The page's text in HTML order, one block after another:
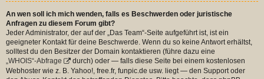
An wen soll ich mich wenden, falls es Beschwerden oder juristische
Anfragen zu diesem Forum gibt?
Jeder Administrator, der auf der „Das Team“-Seite aufgeführt ist, ist ein
geeigneter Kontakt für deine Beschwerde. Wenn du so keine Antwort erhältst,
solltest du den Besitzer der Domain kontaktieren (führe dazu eine
„WHOIS“-Abfrage
durch) oder — falls diese Seite bei einem kostenlosen
Webhoster wie z. B. Yahoo!, free.fr, funpic.de usw. liegt — den Support oder